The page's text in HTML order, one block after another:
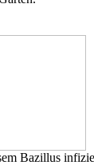
Bazillus